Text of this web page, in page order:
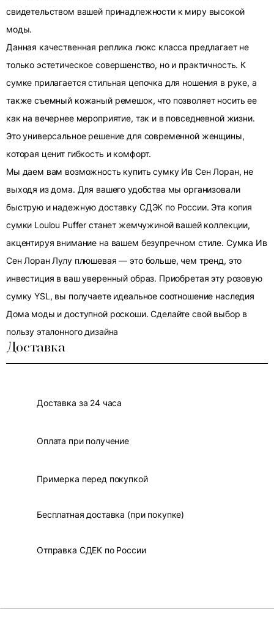
свидетельством вашей принадлежности к миру высокой
моды.
Данная качественная реплика люкс класса предлагает не
только эстетическое совершенство, но и практичность. К
сумке прилагается стильная цепочка для ношения в руке, а
также съемный кожаный ремешок, что позволяет носить ее
как на вечернее мероприятие, так и в повседневной жизни.
Это универсальное решение для современной женщины,
которая ценит гибкость и комфорт.
Мы даем вам возможность купить сумку Ив Сен Лоран, не
выходя из дома. Для вашего удобства мы организовали
быструю и надежную доставку СДЭК по России. Эта копия
сумки Loulou Puffer станет жемчужиной вашей коллекции,
акцентируя внимание на вашем безупречном стиле. Сумка Ив
Сен Лоран Лулу плюшевая — это больше, чем тренд, это
инвестиция в ваш уверенный образ. Приобретая эту розовую
сумку YSL, вы получаете идеальное соотношение наследия
Дома моды и доступной роскоши. Сделайте свой выбор в
пользу эталонного дизайна
Доставка
Доставка за 24 часа
Оплата при получение
Примерка перед покупкой
Бесплатная доставка (при покупке)
Отправка СДЕК по России